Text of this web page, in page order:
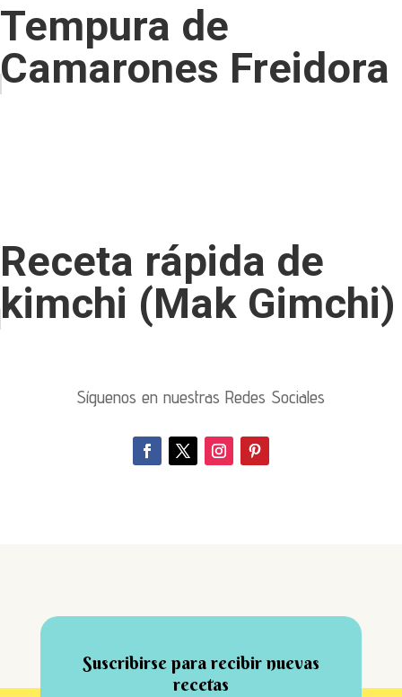
Tempura de
Camarones Freidora
Receta rápida de
kimchi (Mak Gimchi)
Síguenos en nuestras Redes Sociales
Suscribirse para recibir nuevas
recetas